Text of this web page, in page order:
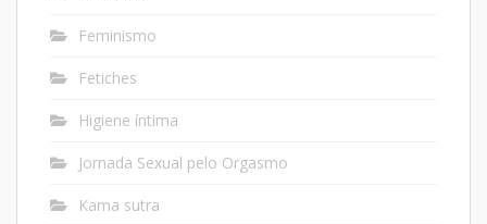
Feminismo
Fetiches
Higiene íntima
Jornada Sexual pelo Orgasmo
Kama sutra